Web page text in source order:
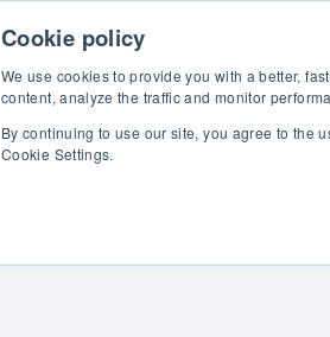
Cookie policy
We use cookies to provide you with a better,
content, analyze the traffic and monitor
By continuing to use our site, you agree to the
Cookie Settings.
Produkte